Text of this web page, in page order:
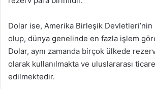
Dolar ise, Amerika Birleşik
olup, dünya genelinde en fazla işlem
Dolar, aynı zamanda birçok ülkede
olarak kullanılmakta ve uluslararası
edilmektedir.